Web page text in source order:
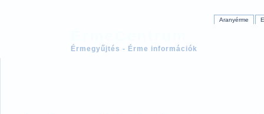
Érmegyűjtés - Érme információk
Aranyérme